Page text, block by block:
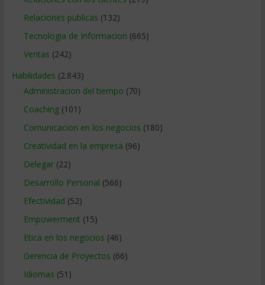
Relaciones publicas (132)
Tecnologia de Informacion (665)
Ventas (242)
Habilidades (2.843)
Administracion del tiempo (70)
Coaching(101)
Comunicacion en los negocios (180)
Creatividad en la empresa (96)
Delegar(22)
Desarrollo Personal (566)
Efectividad (52)
Empowerment (15)
Etica en los negocios (46)
Gerencia de Proyectos (66)
Idiomas (51)